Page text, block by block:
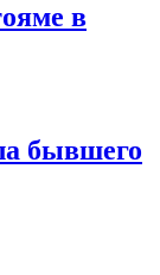
в
бывшего